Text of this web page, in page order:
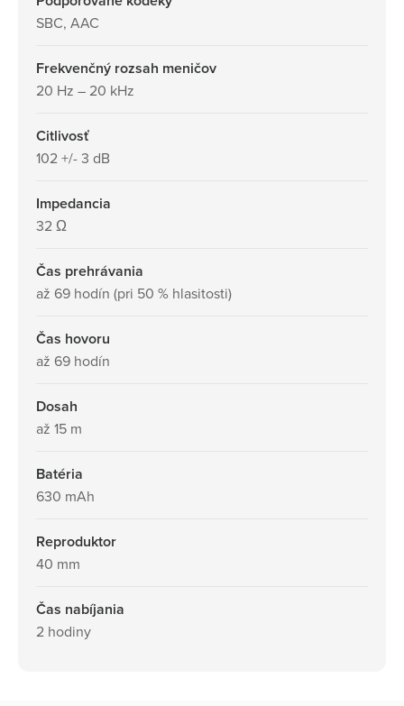
SBC, AAC
Frekvenčný rozsah meničov
20 Hz – 20 kHz
Citlivosť
102 +/- 3 dB
Impedancia
32 Ω
Čas prehrávania
až 69 hodín (pri 50 % hlasitosti)
Čas hovoru
až 69 hodín
Dosah
až 15 m
Batéria
630 mAh
Reproduktor
40 mm
Čas nabíjania
2 hodiny